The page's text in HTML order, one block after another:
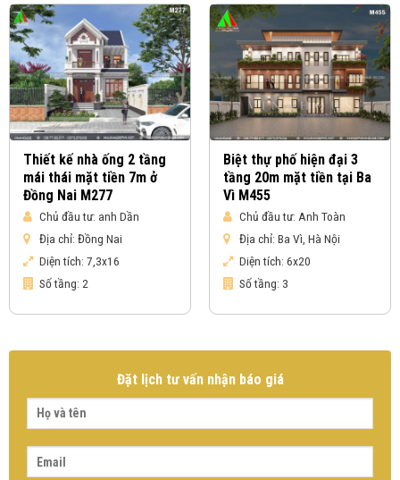
Thiết kế nhà ống 2 tầng
mái thái mặt tiền 7m ở
Đồng Nai M277
Chủ đầu tư: anh Dần
Địa chỉ: Đồng Nai
Diện tích: 7,3x16
Số tầng: 2
Biệt thự phố hiện đại 3
tầng 20m mặt tiền tại Ba
Vì M455
Chủ đầu tư: Anh Toàn
Địa chỉ: Ba Vì, Hà Nội
Diện tích: 6x20
Số tầng: 3
Đặt lịch tư vấn nhận báo giá